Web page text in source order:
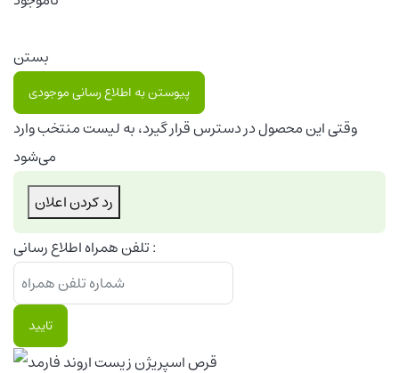
بستن
پیوستن به اطلاع رسانی موجودی
وقتی این محصول در دسترس قرار گیرد، به لیست منتخب وارد
می‌شود
رد کردن اعلان
تلفن همراه اطلاع رسانی :
تایید